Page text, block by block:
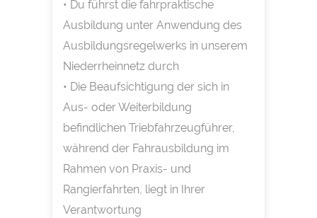
• Du führst die fahrpraktische
Ausbildung unter Anwendung des
Ausbildungsregelwerks in unserem
Niederrheinnetz durch
• Die Beaufsichtigung der sich in
Aus- oder Weiterbildung
befindlichen Triebfahrzeugführer,
während der Fahrausbildung im
Rahmen von Praxis- und
Rangierfahrten, liegt in Ihrer
Verantwortung